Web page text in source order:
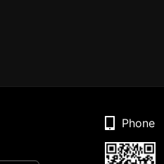
Phone